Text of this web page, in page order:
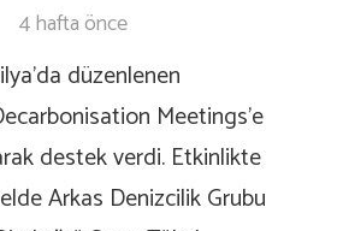
4 hafta önce
düzenlenen
Meetings’e
destek verdi. Etkinlikte
Arkas Denizcilik Grubu